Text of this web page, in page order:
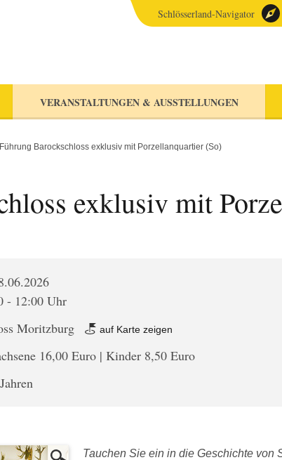
VERANSTALTUNGEN & AUSSTELLUNGEN
Schlösserland-Navigator
Führung Barockschloss exklusiv mit Porzellanquartier (So)
exklusiv mit
- 12:00 Uhr
Moritzburg auf Karte zeigen
16,00 Euro | Kinder 8,50 Euro
Tauchen Sie ein in die Geschichte von